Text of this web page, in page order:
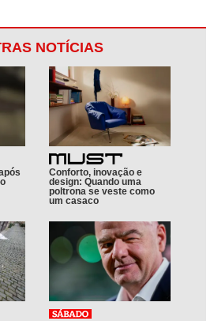
NOTÍCIAS
Conforto, inovação e
design: Quando uma
poltrona se veste como
um casaco